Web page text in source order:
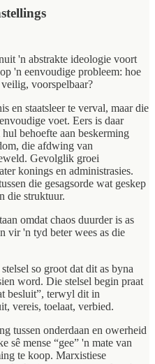
'n abstrakte ideologie voort
'n eenvoudige probleem: hoe
voorspelbaar?
en staatsleer te verval, maar die
voet. Eers is daar
behoefte aan beskerming
die afdwing van
Gevolglik groei
konings en administrasies.
die gesagsorde wat geskep
die struktuur.
omdat chaos duurder is as
vir 'n tyd beter wees as die
so groot dat dit as byna
word. Die stelsel begin praat
besluit”, terwyl dit in
vereis, toelaat, verbied.
tussen onderdaan en owerheid
sê mense “gee” 'n mate van
te koop. Marxistiese